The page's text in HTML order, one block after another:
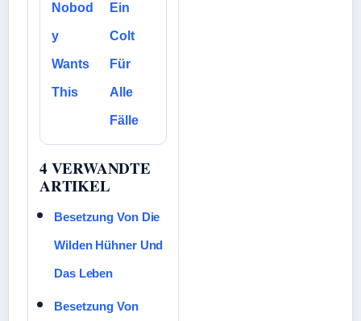
Nobod
y
Wants
This
Ein
Colt
Für
Alle
Fälle
4 VERWANDTE
ARTIKEL
Besetzung Von Die
Wilden Hühner Und
Das Leben
Besetzung Von